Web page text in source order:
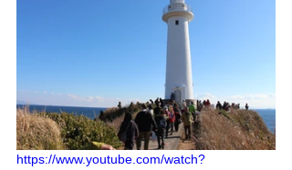
https://www.youtube.com/watch?